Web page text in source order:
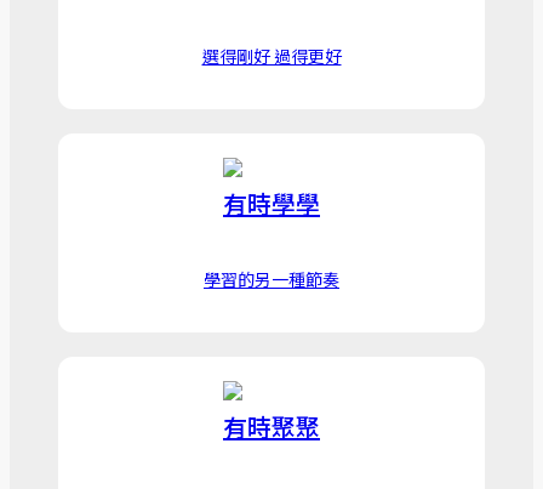
選得剛好 過得更好
有時學學
學習的另一種節奏
有時聚聚